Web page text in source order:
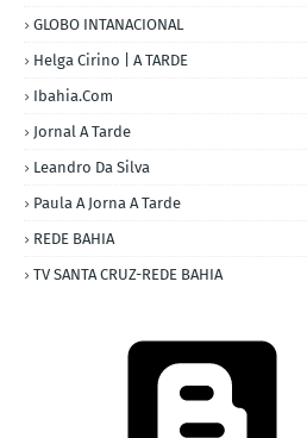
GLOBO INTANACIONAL
Helga Cirino | A TARDE
Ibahia.com
Jornal A Tarde
Leandro Da Silva
Paula A Jorna A Tarde
REDE BAHIA
TV SANTA CRUZ-REDE BAHIA